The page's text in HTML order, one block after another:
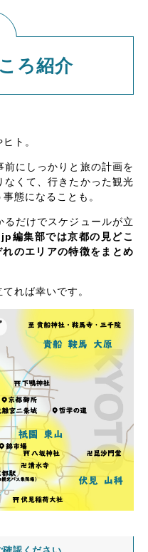
ろ紹介
ト。
にしっかりと旅の計画を
くて、行きたかった観光
態になることも。
だけでスケジュールが立
編集部では京都の見どこ
のエリアの特徴をまとめ
れば幸いです。